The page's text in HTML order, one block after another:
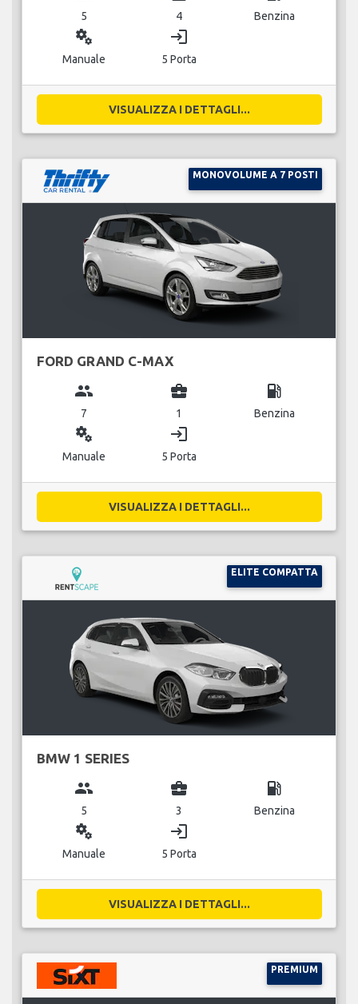
5 4 Benzina
miscellaneous_services
Manuale
login
5 Porta
VISUALIZZA I DETTAGLI...
MONOVOLUME A 7 POSTI
FORD GRAND C-MAX
group
7
business_center
1
local_gas_station
Benzina
miscellaneous_services
Manuale
login
5 Porta
VISUALIZZA I DETTAGLI...
ELITE COMPATTA
BMW 1 SERIES
group
5
business_center
3
local_gas_station
Benzina
miscellaneous_services
Manuale
login
5 Porta
VISUALIZZA I DETTAGLI...
PREMIUM